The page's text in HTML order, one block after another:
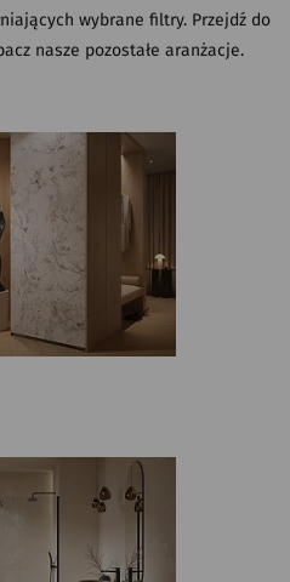
wybrane filtry. Przejdź do
nasze pozostałe aranżacje.